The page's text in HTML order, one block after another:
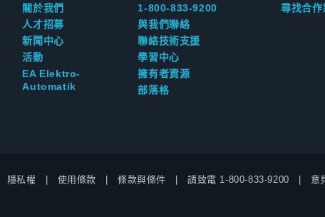
關於我們
人才招募
新聞中心
活動
EA Elektro-
Automatik
1-800-833-9200
與我們聯絡
聯絡技術支援
學習中心
擁有者資源
部落格
尋找合作
隱私權 使用條款 條款與條件 請致電 1-800-833-9200 意